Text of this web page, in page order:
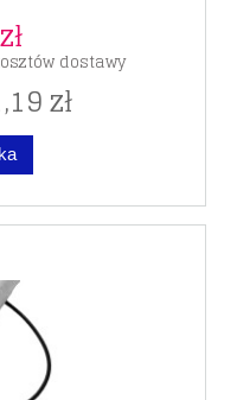
dostawy
zł